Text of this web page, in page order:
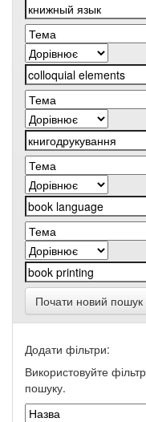
Почати новий пошук
Додати фільтри:
Використовуйте
пошуку.